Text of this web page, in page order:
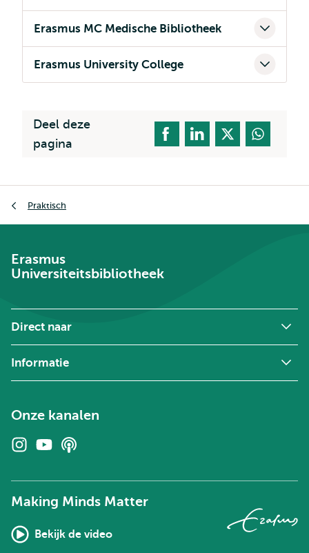
Erasmus MC Medische Bibliotheek
Erasmus University College
Deel deze
pagina
Praktisch
Erasmus
Universiteitsbibliotheek
Direct naar
Informatie
Onze kanalen
Instagram
Youtube
Making Minds Matter
Bekijk de video